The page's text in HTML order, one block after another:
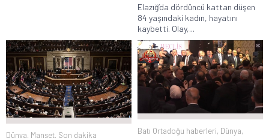
Elazığ’da dördüncü kattan düşen
84 yaşındaki kadın, hayatını
kaybetti. Olay,...
Dünya, Manşet, Son dakika
Batı Ortadoğu haberleri, Dünya,